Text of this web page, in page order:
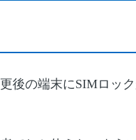
後の端末にSIMロッ